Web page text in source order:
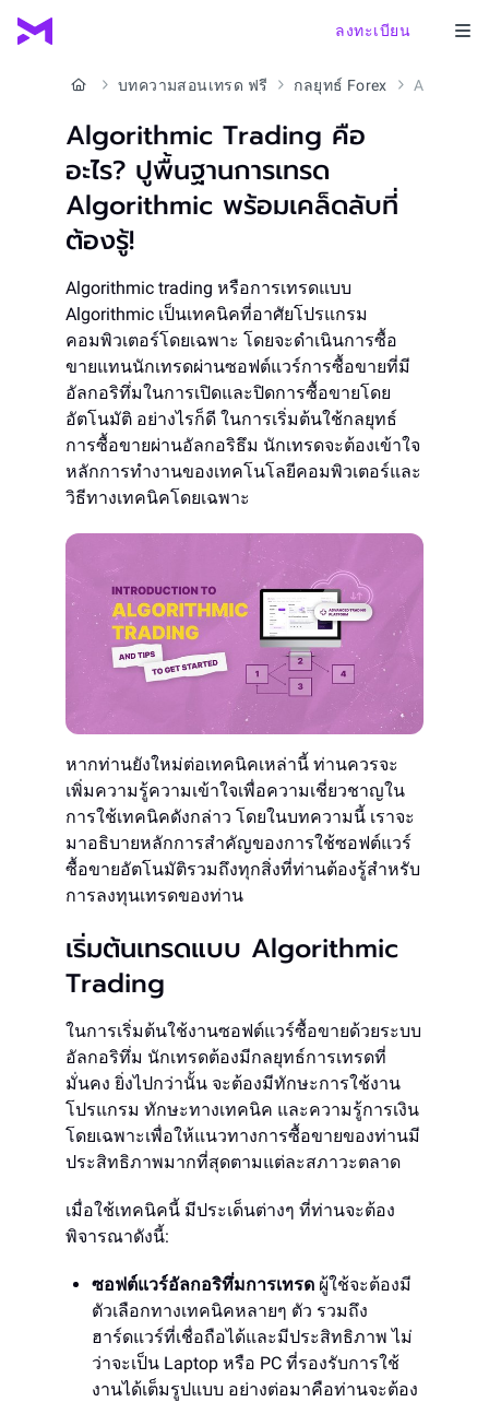
ลงทะเบียน
บทความสอนเทรด ฟรี กลยุทธ์ Forex
Algorithmic Trading คือ
อะไร? ปูพื้นฐานการเทรด
Algorithmic พร้อมเคล็ดลับที่
ต้องรู้!
Algorithmic trading หรือการเทรดแบบ
Algorithmic เป็นเทคนิคที่อาศัยโปรแกรม
คอมพิวเตอร์โดยเฉพาะ โดยจะดำเนินการซื้อ
ขายแทนนักเทรดผ่านซอฟต์แวร์การซื้อขายที่มี
อัลกอริทึ่มในการเปิดและปิดการซื้อขายโดย
อัตโนมัติ อย่างไรก็ดี ในการเริ่มต้นใช้กลยุทธ์
การซื้อขายผ่านอัลกอริธึม นักเทรดจะต้องเข้าใจ
หลักการทำงานของเทคโนโลยีคอมพิวเตอร์และ
วิธีทางเทคนิคโดยเฉพาะ
หากท่านยังใหม่ต่อเทคนิคเหล่านี้ ท่านควรจะ
เพิ่มความรู้ความเข้าใจเพื่อความเชี่ยวชาญใน
การใช้เทคนิคดังกล่าว โดยในบทความนี้ เราจะ
มาอธิบายหลักการสำคัญของการใช้ซอฟต์แวร์
ซื้อขายอัตโนมัติรวมถึงทุกสิ่งที่ท่านต้องรู้สำหรับ
การลงทุนเทรดของท่าน
เริ่มต้นเทรดแบบ Algorithmic
Trading
ในการเริ่มต้นใช้งานซอฟต์แวร์ซื้อขายด้วยระบบ
อัลกอริทึ่ม นักเทรดต้องมีกลยุทธ์การเทรดที่
มั่นคง ยิ่งไปกว่านั้น จะต้องมีทักษะการใช้งาน
โปรแกรม ทักษะทางเทคนิค และความรู้การเงิน
โดยเฉพาะเพื่อให้แนวทางการซื้อขายของท่านมี
ประสิทธิภาพมากที่สุดตามแต่ละสภาวะตลาด
เมื่อใช้เทคนิคนี้ มีประเด็นต่างๆ ที่ท่านจะต้อง
พิจารณาดังนี้:
ซอฟต์แวร์อัลกอริทึ่มการเทรด ผู้ใช้จะต้องมี
ตัวเลือกทางเทคนิคหลายๆ ตัว รวมถึง
ฮาร์ดแวร์ที่เชื่อถือได้และมีประสิทธิภาพ ไม่
ว่าจะเป็น Laptop หรือ PC ที่รองรับการใช้
งานได้เต็มรูปแบบ อย่างต่อมาคือท่านจะต้อง